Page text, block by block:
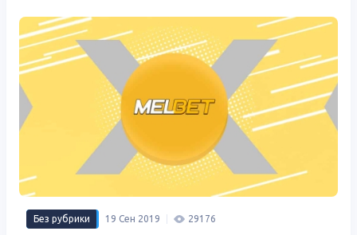
Без рубрики 19 Сен 2019 29176